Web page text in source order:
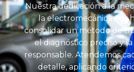
Nuestra dedicación a la
la electromecánica nos
consolidar un método de
el diagnóstico preciso y
responsable. Atendemos
detalle, aplicando